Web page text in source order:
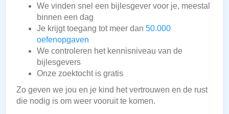
We vinden snel een bijlesgever voor je, meestal
binnen een dag
Je krijgt toegang tot meer dan 50.000
oefenopgaven
We controleren het kennisniveau van de
bijlesgevers
Onze zoektocht is gratis
Zo geven we jou en je kind het vertrouwen en de rust
die nodig is om weer vooruit te komen.